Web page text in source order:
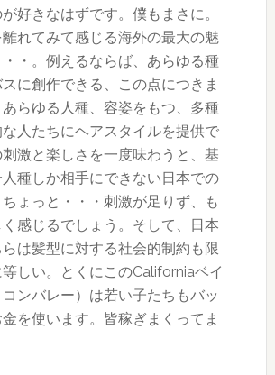
好きなはずです。僕もまさに。
れてみて感じる海外の最大の魅
・。例えるならば、あらゆる種
に創作できる、この点につきま
らゆる人種、容姿をもつ、多種
人たちにヘアスタイルを提供で
激と楽しさを一度味わうと、基
種しか相手にできない日本での
ょっと・・・刺激が足りず、も
感じるでしょう。そして、日本
は髪型に対する社会的制約も限
しい。とくにこのCaliforniaベイ
ンバレー）は若い子たちもバッ
を使います。皆稼ぎまくってま